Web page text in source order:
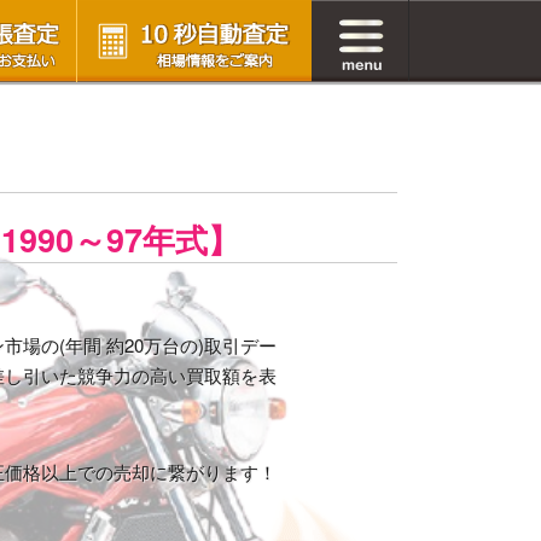
～97年式】
場の(年間 約20万台の)取引デー
引いた競争力の高い買取額を表
格以上での売却に繋がります！